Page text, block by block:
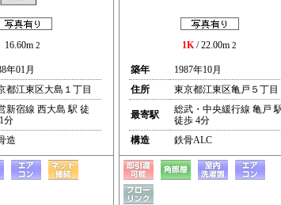
16.60m 2
年01月
都江東区大島１丁目
新宿線 西大島 駅 徒
分
造
1K/ 22.00m 2
築年
1987年10月
住所
東京都江東区亀戸５丁目
最寄駅
総武・中央緩行線 亀戸
徒歩 4分
構造
鉄骨ALC